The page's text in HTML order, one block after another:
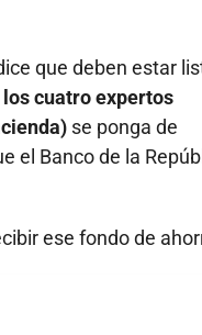
que deben estar
cuatro expertos
se ponga de
el Banco de la
ese fondo de